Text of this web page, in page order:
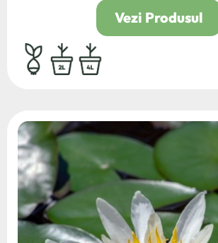
Vezi Produsul
bulb,rhizom,radacina
2L 4L